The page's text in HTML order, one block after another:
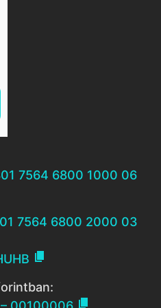
7564 6800 1000 06
7564 6800 2000 03

